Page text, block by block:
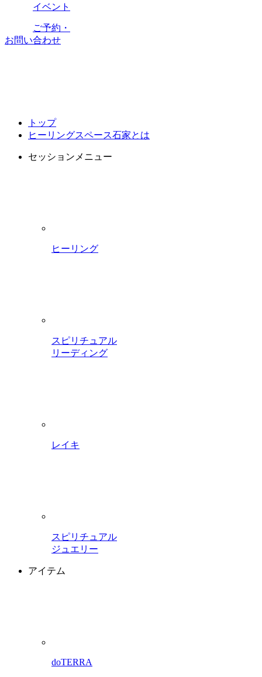
イベント
ご予約・
お問い合わせ
トップ
ヒーリングスペース石家とは
セッションメニュー
ヒーリング
スピリチュアル
リーディング
レイキ
スピリチュアル
ジュエリー
アイテム
doTERRA